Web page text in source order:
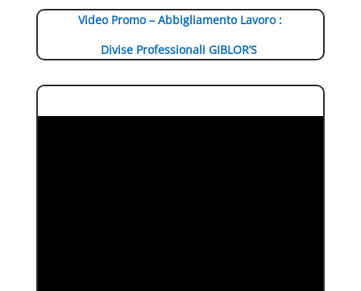
Video Promo – Abbigliamento Lavoro :
Divise Professionali GIBLOR’S